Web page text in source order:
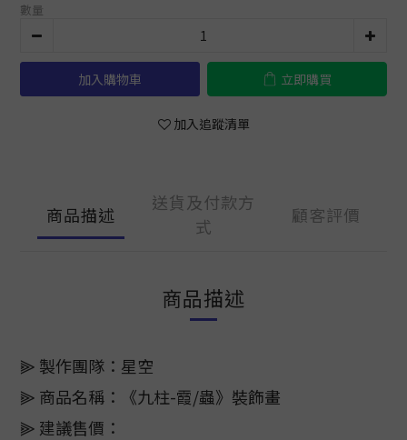
數量
加入購物車 立即購買
加入追蹤清單
商品描述
送貨及付款方
式
顧客評價
商品描述
⫸ 製作團隊：星空
⫸ 商品名稱：《九柱-霞/蟲》裝飾畫
⫸ 建議售價：